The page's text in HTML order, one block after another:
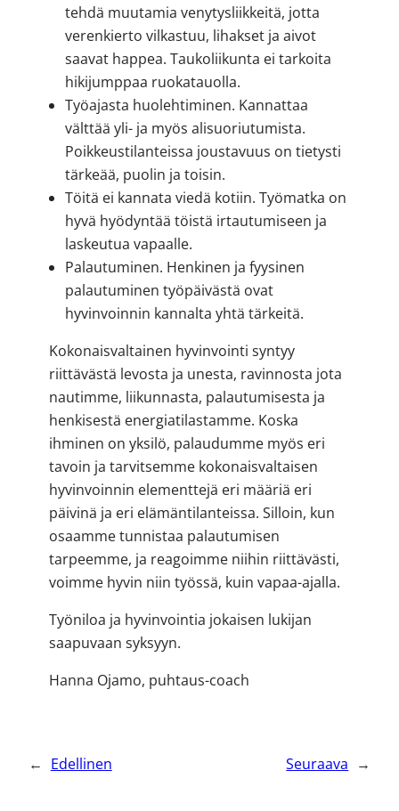
tehdä muutamia venytysliikkeitä, jotta
verenkierto vilkastuu, lihakset ja aivot
saavat happea. Taukoliikunta ei tarkoita
hikijumppaa ruokatauolla.
Työajasta huolehtiminen. Kannattaa
välttää yli- ja myös alisuoriutumista.
Poikkeustilanteissa joustavuus on tietysti
tärkeää, puolin ja toisin.
Töitä ei kannata viedä kotiin. Työmatka on
hyvä hyödyntää töistä irtautumiseen ja
laskeutua vapaalle.
Palautuminen. Henkinen ja fyysinen
palautuminen työpäivästä ovat
hyvinvoinnin kannalta yhtä tärkeitä.
Kokonaisvaltainen hyvinvointi syntyy
riittävästä levosta ja unesta, ravinnosta jota
nautimme, liikunnasta, palautumisesta ja
henkisestä energiatilastamme. Koska
ihminen on yksilö, palaudumme myös eri
tavoin ja tarvitsemme kokonaisvaltaisen
hyvinvoinnin elementtejä eri määriä eri
päivinä ja eri elämäntilanteissa. Silloin, kun
osaamme tunnistaa palautumisen
tarpeemme, ja reagoimme niihin riittävästi,
voimme hyvin niin työssä, kuin vapaa-ajalla.
Työniloa ja hyvinvointia jokaisen lukijan
saapuvaan syksyyn.
Hanna Ojamo, puhtaus-coach
← Edellinen Seuraava →